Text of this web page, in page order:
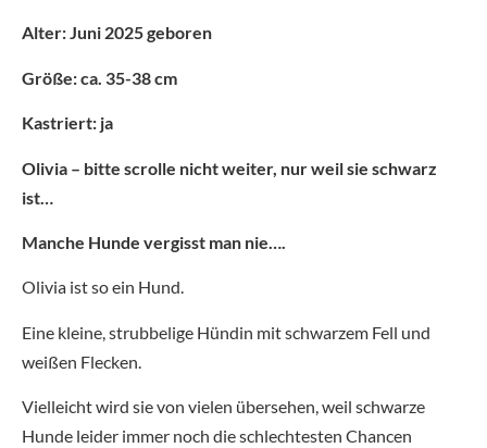
Alter: Juni 2025 geboren
Größe: ca. 35-38 cm
Kastriert: ja
Olivia – bitte scrolle nicht weiter, nur weil sie schwarz
ist…
Manche Hunde vergisst man nie….
Olivia ist so ein Hund.
Eine kleine, strubbelige Hündin mit schwarzem Fell und
weißen Flecken.
Vielleicht wird sie von vielen übersehen, weil schwarze
Hunde leider immer noch die schlechtesten Chancen